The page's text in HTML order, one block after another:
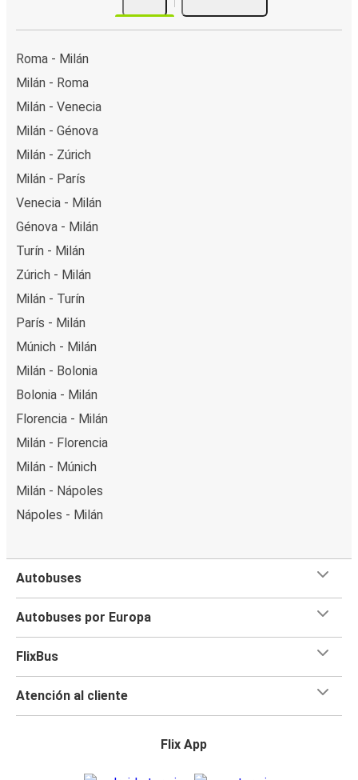
Roma - Milán
Milán - Roma
Milán - Venecia
Milán - Génova
Milán - Zúrich
Milán - París
Venecia - Milán
Génova - Milán
Turín - Milán
Zúrich - Milán
Milán - Turín
París - Milán
Múnich - Milán
Milán - Bolonia
Bolonia - Milán
Florencia - Milán
Milán - Florencia
Milán - Múnich
Milán - Nápoles
Nápoles - Milán
Autobuses
Autobuses por Europa
FlixBus
Atención al cliente
Flix App